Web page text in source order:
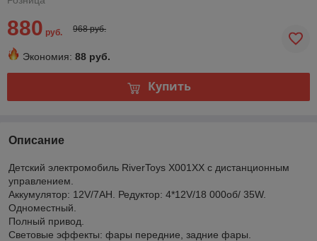
880 руб. 968 руб.
Экономия: 88 руб.
Купить
Описание
Детский электромобиль RiverToys X001XX с дистанционным
управлением.
Аккумулятор: 12V/7АН. Редуктор: 4*12V/18 000об/ 35W.
Одноместный.
Полный привод.
Световые эффекты: фары передние, задние фары.